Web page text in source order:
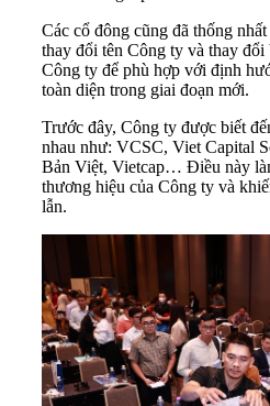
Các cổ đông cũng đã thống
thay đổi tên Công ty và thay đổi
Công ty để phù hợp với định
toàn diện trong giai đoạn mới.
Trước đây, Công ty được biết
nhau như: VCSC, Viet Capital
Bản Việt, Vietcap… Điều này
thương hiệu của Công ty và
lẫn.